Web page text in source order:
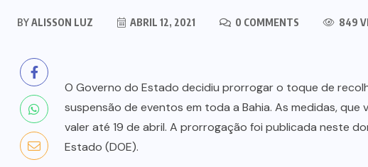
BYALISSON LUZ ABRIL 12, 2021 0 COMMENTS 849
O Governo do Estado decidiu prorrogar o toque de
suspensão de eventos em toda a Bahia. As medidas, que
valer até 19 de abril. A prorrogação foi publicada neste
Estado (DOE).